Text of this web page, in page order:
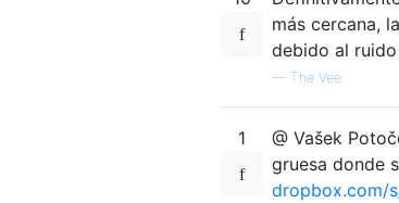
más cercana,
debido al
— The Vee
1
@ Vašek
gruesa donde
dropbox.com/